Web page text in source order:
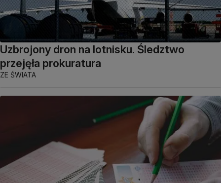
Uzbrojony dron na lotnisku. Śledztwo
przejęła prokuratura
ZE ŚWIATA